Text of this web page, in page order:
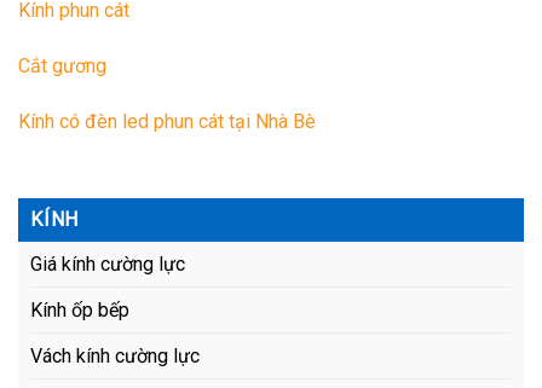
Kính phun cát
Cắt gương
Kính có đèn led phun cát tại Nhà Bè
KÍNH
Giá kính cường lực
Kính ốp bếp
Vách kính cường lực